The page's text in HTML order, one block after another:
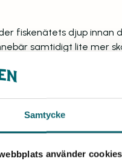
Samtycke
använder cookies
fiskenätets djup innan
samtidigt lite mer
och avsluta sista
med fisknät? Läs mer
Med över 70 års
bästa fisknät i